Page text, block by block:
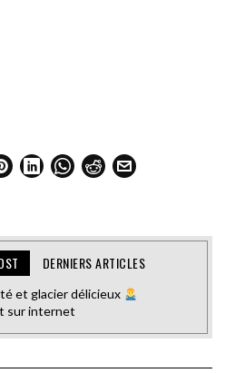
DERNIERS ARTICLES
et glacier délicieux
sur internet